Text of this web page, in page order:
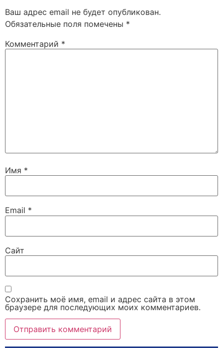
Ваш адрес email не будет опубликован.
Обязательные поля помечены *
Комментарий *
Имя *
Email *
Сайт
Сохранить моё имя, email и адрес сайта в этом
браузере для последующих моих комментариев.